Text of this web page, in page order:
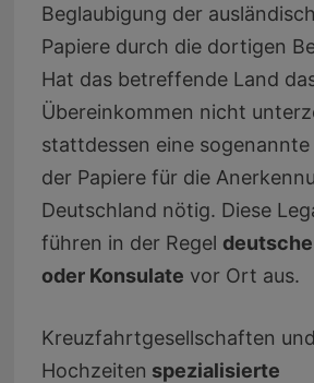
Beglaubigung der
Papiere durch die dortigen
Hat das betreffende Land
Übereinkommen nicht
stattdessen eine sogenannte
der Papiere für die
Deutschland nötig. Diese
führen in der Regel
oder Konsulate vor Ort aus.
Kreuzfahrtgesellschaften
Hochzeiten spezialisierte